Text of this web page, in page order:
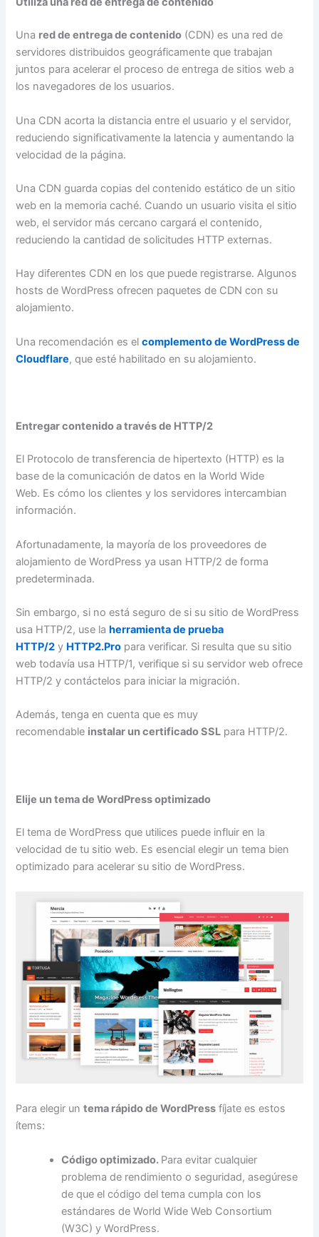
Una red de entrega de contenido (CDN) es una red de
servidores distribuidos geográficamente que trabajan
juntos para acelerar el proceso de entrega de sitios web a
los navegadores de los usuarios.
Una CDN acorta la distancia entre el usuario y el servidor,
reduciendo significativamente la latencia y aumentando la
velocidad de la página.
Una CDN guarda copias del contenido estático de un sitio
web en la memoria caché. Cuando un usuario visita el sitio
web, el servidor más cercano cargará el contenido,
reduciendo la cantidad de solicitudes HTTP externas.
Hay diferentes CDN en los que puede registrarse. Algunos
hosts de WordPress ofrecen paquetes de CDN con su
alojamiento.
Una recomendación es elcomplemento de WordPress de
Cloudflare, que esté habilitado en su alojamiento.
Entregar contenido a través de HTTP/2
El Protocolo de transferencia de hipertexto (HTTP) es la
base de la comunicación de datos en la World Wide
Web. Es cómo los clientes y los servidores intercambian
información.
Afortunadamente, la mayoría de los proveedores de
alojamiento de WordPress ya usan HTTP/2 de forma
predeterminada.
Sin embargo, si no está seguro de si su sitio de WordPress
usa HTTP/2, use laherramienta de prueba
HTTP/2 y HTTP2.Pro para verificar. Si resulta que su sitio
web todavía usa HTTP/1, verifique si su servidor web ofrece
HTTP/2 y contáctelos para iniciar la migración.
Además, tenga en cuenta que es muy
recomendable instalar un certificado SSL para HTTP/2.
Elije un tema de WordPress optimizado
El tema de WordPress que utilices puede influir en la
velocidad de tu sitio web. Es esencial elegir un tema bien
optimizado para acelerar su sitio de WordPress.
Para elegir untema rápido de WordPress fíjate es estos
ítems:
Código optimizado. Para evitar cualquier
problema de rendimiento o seguridad, asegúrese
de que el código del tema cumpla con los
estándares de World Wide Web Consortium
(W3C) y WordPress.